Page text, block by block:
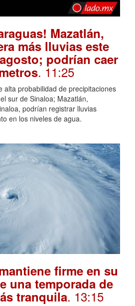
Mazatlán,
más lluvias este
podrían caer
. 11:25
alta probabilidad de precipitaciones
sur de Sinaloa; Mazatlán,
podrían registrar lluvias
en los niveles de agua.
firme en su
una temporada de
tranquila. 13:15